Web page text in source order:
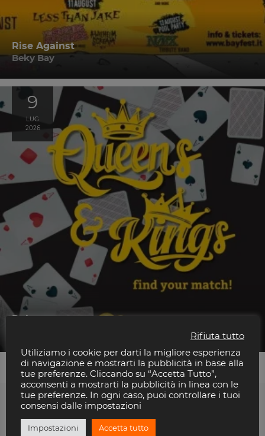
Rise Against
Beky Bay
9
LUG
2026
Dylan
Ti piace Riviera Disco?
Rifiuta tutto
Utiliziamo i cookie per darti la migliore esperienza
di navigazione e mostrarti la pubblicità in base alla
tue preferenze. Cliccando su “Accetta Tutto”,
acconsenti a mostrarti la pubblicità in linea con le
tue preferenze. In ogni caso, puoi controllare i tuoi
consensi dalle impostazioni
Impostazioni Accetta tutto